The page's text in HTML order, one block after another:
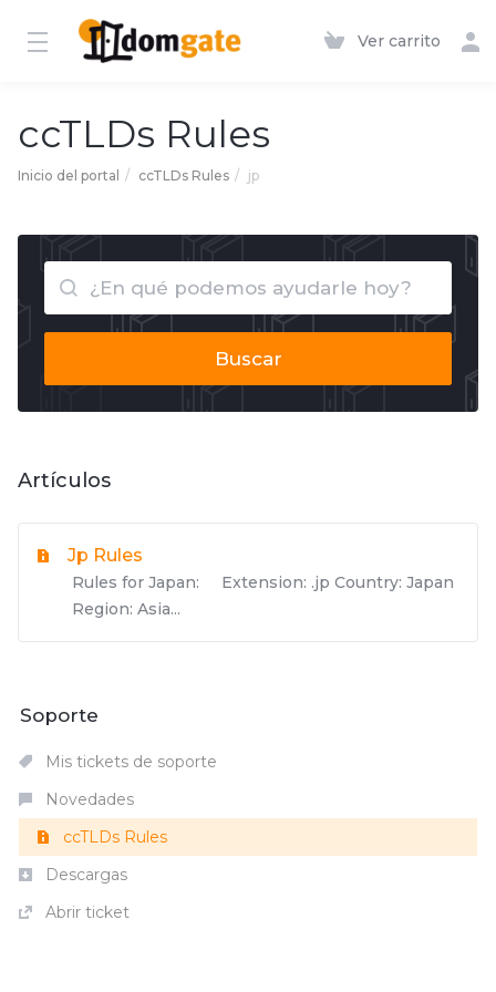
Ver carrito
ccTLDs Rules
Inicio del portal ccTLDs Rules jp
Buscar
Artículos
Jp Rules
Rules for Japan: Extension: .jp Country: Japan
Region: Asia...
Soporte
Mis tickets de soporte
Novedades
ccTLDs Rules
Descargas
Abrir ticket